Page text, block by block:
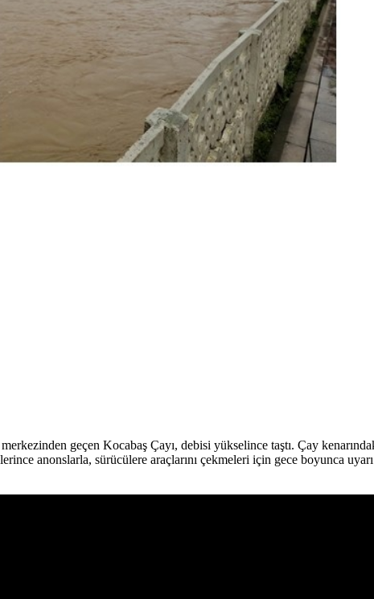
geçen Kocabaş Çayı, debisi yükselince taştı. Çay
anonslarla, sürücülere araçlarını çekmeleri için gece boyunca